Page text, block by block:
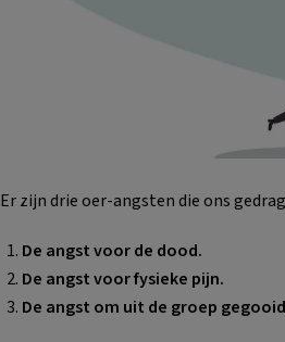
Er zijn drie oer-angsten die ons
De angst voor de dood.
De angst voor fysieke pijn.
De angst om uit de groep